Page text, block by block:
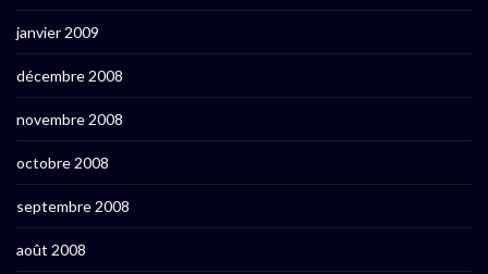
janvier 2009
décembre 2008
novembre 2008
octobre 2008
septembre 2008
août 2008